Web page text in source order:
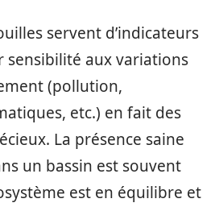
servent d’indicateurs
sensibilité aux variations
(pollution,
etc.) en fait des
La présence saine
un bassin est souvent
est en équilibre et